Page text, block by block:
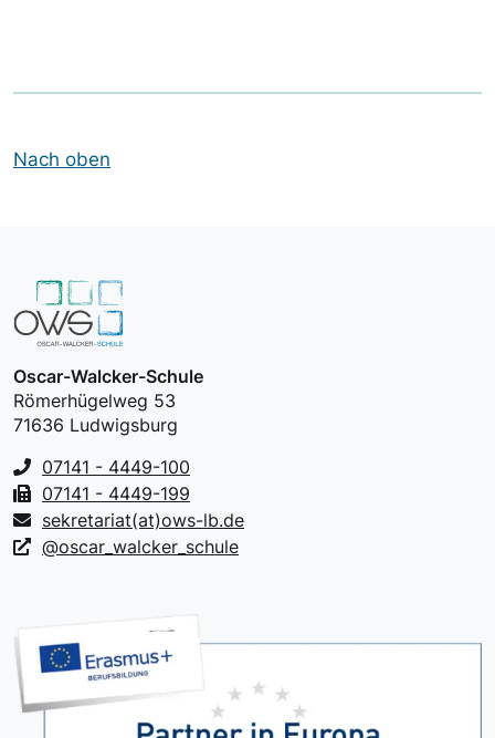
Nach oben
Oscar-Walcker-Schule
Römerhügelweg 53
71636 Ludwigsburg
07141 - 4449-100
07141 - 4449-199
sekretariat(at)ows-lb.de
@oscar_walcker_schule